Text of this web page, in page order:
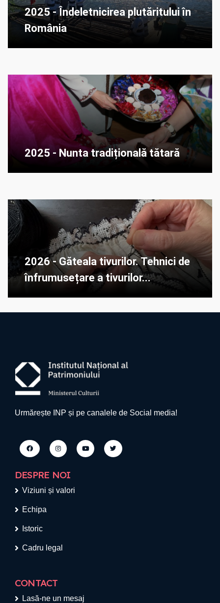
2025 - Îndeletnicirea plutăritului în
România
2025 - Nunta tradițională tătară
2026 - Găteala tivurilor. Tehnici de
înfrumusețare a tivurilor...
Urmărește INP și pe canalele de Social media!
DESPRE NOI
Viziuni și valori
Echipa
Istoric
Cadru legal
CONTACT
Lasă-ne un mesaj